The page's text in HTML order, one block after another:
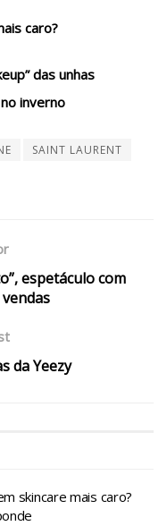
caro?
das unhas
inverno
SAINT LAURENT
espetáculo com
da Yeezy
skincare mais caro?